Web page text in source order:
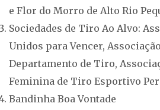
e Flor do Morro de Alto Rio
Sociedades de Tiro Ao Alvo:
Unidos para Vencer,
Departamento de Tiro,
Feminina de Tiro Esportivo
Bandinha Boa Vontade